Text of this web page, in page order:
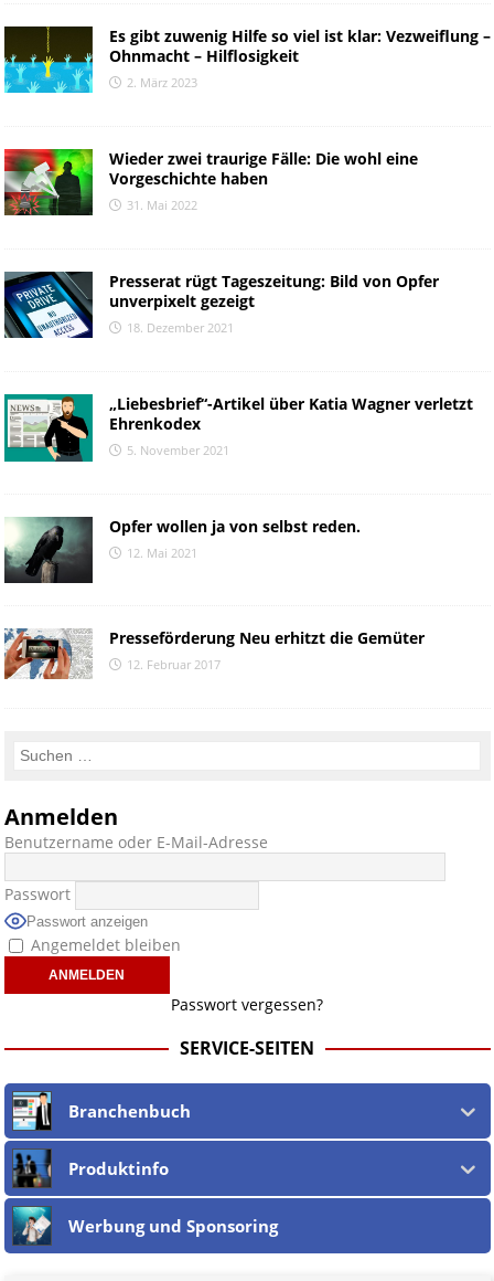
Es gibt zuwenig Hilfe so viel ist klar: Vezweiflung –
Ohnmacht – Hilflosigkeit
2. März 2023
Wieder zwei traurige Fälle: Die wohl eine
Vorgeschichte haben
31. Mai 2022
Presserat rügt Tageszeitung: Bild von Opfer
unverpixelt gezeigt
18. Dezember 2021
„Liebesbrief“-Artikel über Katia Wagner verletzt
Ehrenkodex
5. November 2021
Opfer wollen ja von selbst reden.
12. Mai 2021
Presseförderung Neu erhitzt die Gemüter
12. Februar 2017
Anmelden
Benutzername oder E-Mail-Adresse
Passwort
Passwort anzeigen
Angemeldet bleiben
Passwort vergessen?
SERVICE-SEITEN
Branchenbuch
Produktinfo
Werbung und Sponsoring